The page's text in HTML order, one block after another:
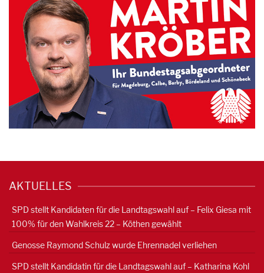
AKTUELLES
SPD stellt Kandidaten für die Landtagswahl auf – Felix Giesa mit
100% für den Wahlkreis 22 – Köthen gewählt
Genosse Raymond Schulz wurde Ehrennadel verliehen
SPD stellt Kandidatin für die Landtagswahl auf – Katharina Kohl